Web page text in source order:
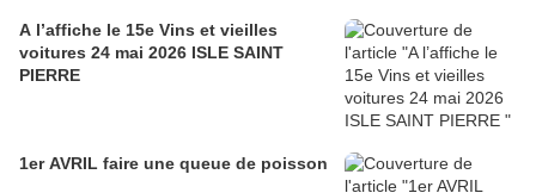
A l’affiche le 15e Vins et vieilles
voitures 24 mai 2026 ISLE SAINT
PIERRE
1er AVRIL faire une queue de poisson